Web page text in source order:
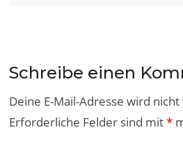
Schreibe einen
Deine E-Mail-Adresse wird
Erforderliche Felder sind mit*